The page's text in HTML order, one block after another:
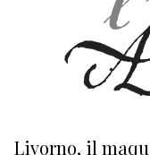
Livorno, il